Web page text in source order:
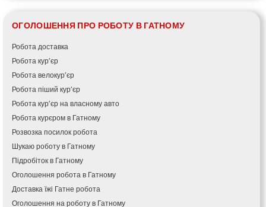
ОГОЛОШЕННЯ ПРО РОБОТУ В ГАТНОМУ
Робота доставка
Робота кур’єр
Робота велокур’єр
Робота піший кур’єр
Робота кур’єр на власному авто
Робота курєром в Гатному
Розвозка посилок робота
Шукаю роботу в Гатному
Підробіток в Гатному
Оголошення робота в Гатному
Доставка їжі Гатне робота
Оголошення на роботу в Гатному
Фонтанка
Гадяч
Гатне
Глеваха
Горішні Плавні
Гостомель
Харків
Херсон
Хмельницький
Хмільник
Ірпінь
Івано-Франківськ
Ізмаїл
Кагарлик